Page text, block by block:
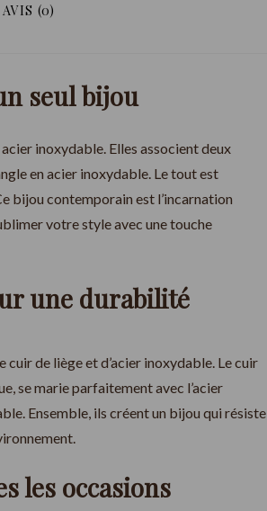
AVIS (0)
seul bijou
inoxydable. Elles associent deux
en acier inoxydable. Le tout est
bijou contemporain est l’incarnation
votre style avec une touche
une durabilité
de liège et d’acier inoxydable. Le cuir
se marie parfaitement avec l’acier
Ensemble, ils créent un bijou qui résiste
les occasions